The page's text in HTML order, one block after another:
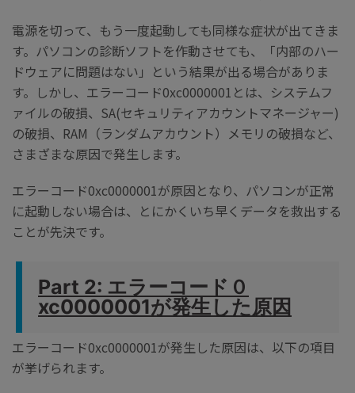
電源を切って、もう一度起動しても同様な症状が出てきま
す。パソコンの診断ソフトを作動させても、「内部のハー
ドウェアに問題はない」という結果が出る場合がありま
す。しかし、エラーコード0xc0000001とは、システムフ
ァイルの破損、SA(セキュリティアカウントマネージャー)
の破損、RAM（ランダムアカウント）メモリの破損など、
さまざまな原因で発生します。
エラーコード0xc0000001が原因となり、 パソコンが正常
に起動しない場合は、とにかくいち早くデータを救出する
ことが先決です。
Part 2: エラーコード０
xc0000001が発生した原因
エラーコード0xc0000001が発生した原因は、以下の項目
が挙げられます。